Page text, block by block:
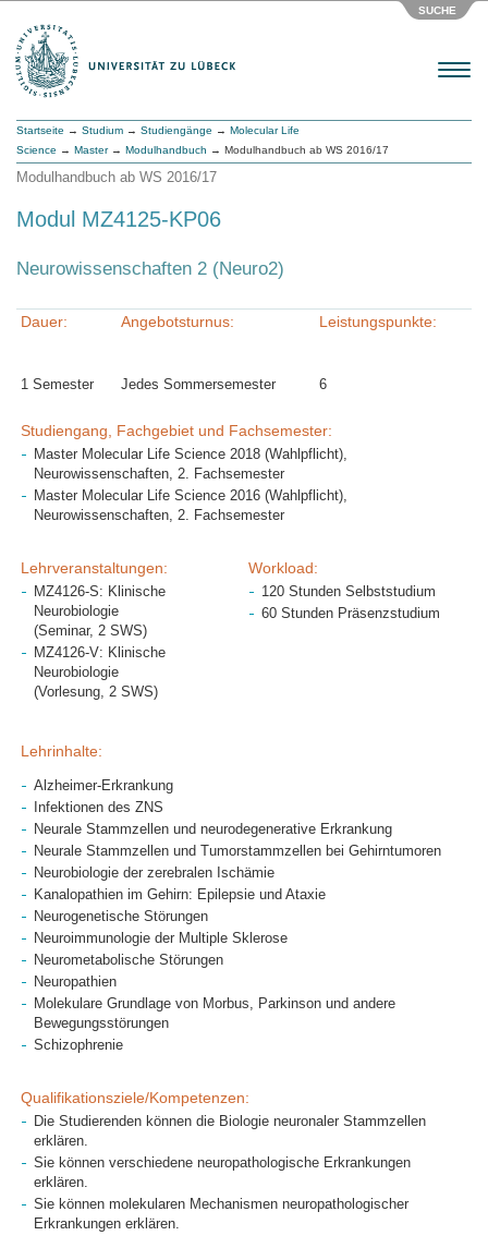
SUCHE
Menu
Startseite → Studium → Studiengänge → Molecular Life
Science → Master→ Modulhandbuch → Modulhandbuch ab WS 2016/17
Modulhandbuch ab WS 2016/17
Modul MZ4125-KP06
Neurowissenschaften 2 (Neuro2)
Dauer:
1 Semester
Angebotsturnus:
Jedes Sommersemester
Leistungspunkte:
6
Studiengang, Fachgebiet und Fachsemester:
Master Molecular Life Science 2018 (Wahlpflicht),
Neurowissenschaften, 2. Fachsemester
Master Molecular Life Science 2016 (Wahlpflicht),
Neurowissenschaften, 2. Fachsemester
Lehrveranstaltungen:
MZ4126-S: Klinische
Neurobiologie
(Seminar, 2 SWS)
MZ4126-V: Klinische
Neurobiologie
(Vorlesung, 2 SWS)
Workload:
120 Stunden Selbststudium
60 Stunden Präsenzstudium
Lehrinhalte:
Alzheimer-Erkrankung
Infektionen des ZNS
Neurale Stammzellen und neurodegenerative Erkrankung
Neurale Stammzellen und Tumorstammzellen bei Gehirntumoren
Neurobiologie der zerebralen Ischämie
Kanalopathien im Gehirn: Epilepsie und Ataxie
Neurogenetische Störungen
Neuroimmunologie der Multiple Sklerose
Neurometabolische Störungen
Neuropathien
Molekulare Grundlage von Morbus, Parkinson und andere
Bewegungsstörungen
Schizophrenie
Qualifikationsziele/Kompetenzen:
Die Studierenden können die Biologie neuronaler Stammzellen
erklären.
Sie können verschiedene neuropathologische Erkrankungen
erklären.
Sie können molekularen Mechanismen neuropathologischer
Erkrankungen erklären.